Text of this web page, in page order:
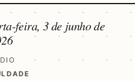
feira, 3 de junho de